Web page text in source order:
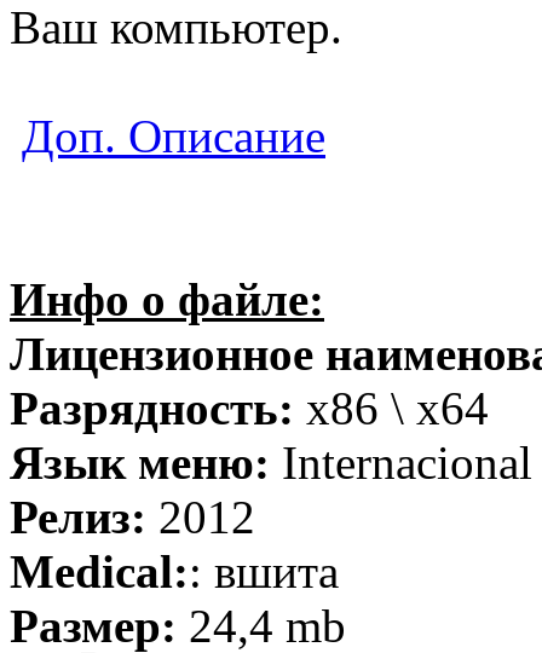
Ваш компьютер.
Доп. Описание
Инфо о файле:
Лицензионное
Разрядность: x86 \ x64
Язык меню: Internacional
Релиз: 2012
Medical:: вшита
Размер: 24,4 mb